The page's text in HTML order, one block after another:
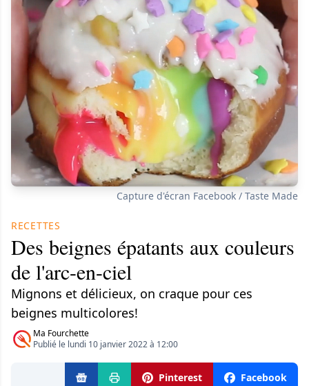
Capture d'écran Facebook / Taste Made
RECETTES
Des beignes épatants aux couleurs
de l'arc-en-ciel
Mignons et délicieux, on craque pour ces
beignes multicolores!
Ma Fourchette
Publié le lundi 10 janvier 2022 à 12:00
Pinterest Facebook